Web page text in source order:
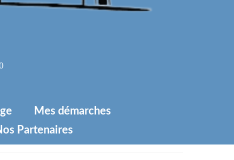
Mes démarches
Partenaires